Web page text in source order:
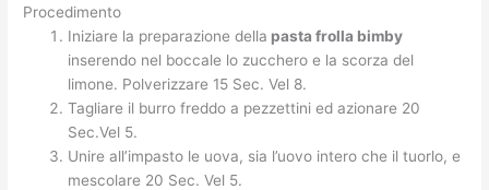
Procedimento
Iniziare la preparazione della pasta frolla bimby
inserendo nel boccale lo zucchero e la scorza del
limone. Polverizzare 15 Sec. Vel 8.
Tagliare il burro freddo a pezzettini ed azionare 20
Sec.Vel 5.
Unire all’impasto le uova, sia l’uovo intero che il tuorlo, e
mescolare 20 Sec. Vel 5.